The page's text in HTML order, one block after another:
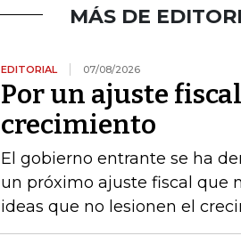
MÁS DE
EDITORIAL 07/08/2026
Por un ajuste
crecimiento
El gobierno entrante se ha
un próximo ajuste fiscal que
ideas que no lesionen el